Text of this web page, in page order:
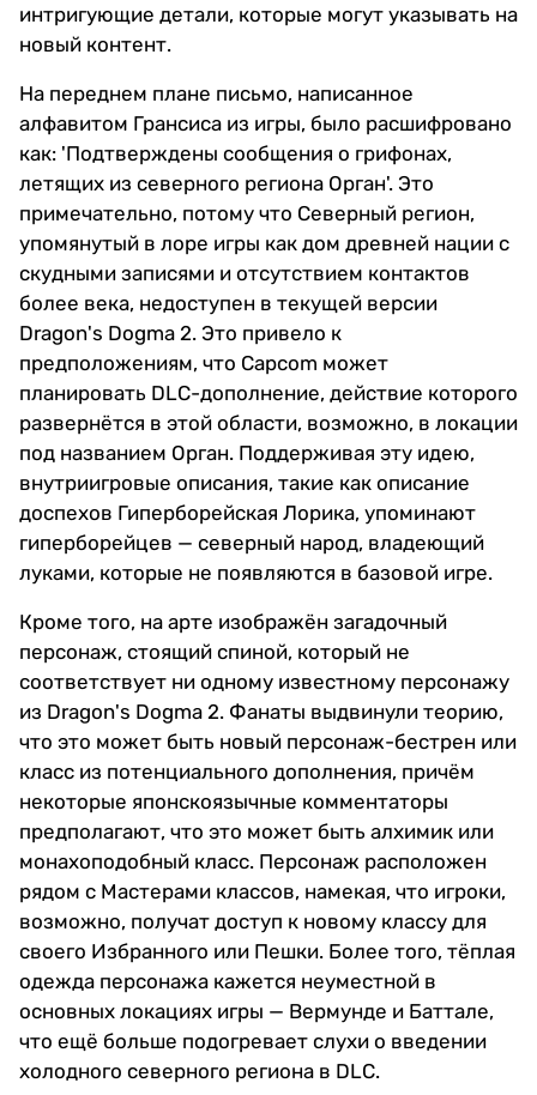
интригующие детали, которые могут указывать на
новый контент.
На переднем плане письмо, написанное
алфавитом Грансиса из игры, было расшифровано
как: 'Подтверждены сообщения о грифонах,
летящих из северного региона Орган'. Это
примечательно, потому что Северный регион,
упомянутый в лоре игры как дом древней нации с
скудными записями и отсутствием контактов
более века, недоступен в текущей версии
Dragon's Dogma 2. Это привело к
предположениям, что Capcom может
планировать DLC-дополнение, действие которого
развернётся в этой области, возможно, в локации
под названием Орган. Поддерживая эту идею,
внутриигровые описания, такие как описание
доспехов Гиперборейская Лорика, упоминают
гиперборейцев — северный народ, владеющий
луками, которые не появляются в базовой игре.
Кроме того, на арте изображён загадочный
персонаж, стоящий спиной, который не
соответствует ни одному известному персонажу
из Dragon's Dogma 2. Фанаты выдвинули теорию,
что это может быть новый персонаж-бестрен или
класс из потенциального дополнения, причём
некоторые японскоязычные комментаторы
предполагают, что это может быть алхимик или
монахоподобный класс. Персонаж расположен
рядом с Мастерами классов, намекая, что игроки,
возможно, получат доступ к новому классу для
своего Избранного или Пешки. Более того, тёплая
одежда персонажа кажется неуместной в
основных локациях игры — Вермунде и Баттале,
что ещё больше подогревает слухи о введении
холодного северного региона в DLC.